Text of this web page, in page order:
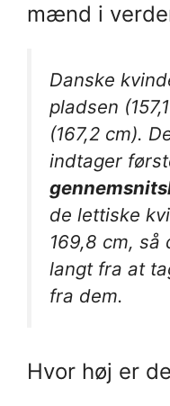
mænd i
Danske
pladsen
(167,2 cm).
indtager
de lettiske
169,8 cm, så
langt fra at
fra dem.
Hvor høj er